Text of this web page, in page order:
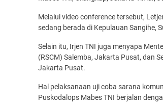
Melalui video conference tersebut,
sedang berada di Kepulauan Sangihe,
Selain itu, Irjen TNI juga menyapa
(RSCM) Salemba, Jakarta Pusat, dan
Jakarta Pusat.
Hal pelaksanaan uji coba sarana
Puskodalops Mabes TNI berjalan